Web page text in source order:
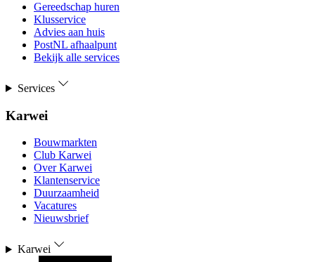
Gereedschap huren
Klusservice
Advies aan huis
PostNL afhaalpunt
Bekijk alle services
Services
Karwei
Bouwmarkten
Club Karwei
Over Karwei
Klantenservice
Duurzaamheid
Vacatures
Nieuwsbrief
Karwei